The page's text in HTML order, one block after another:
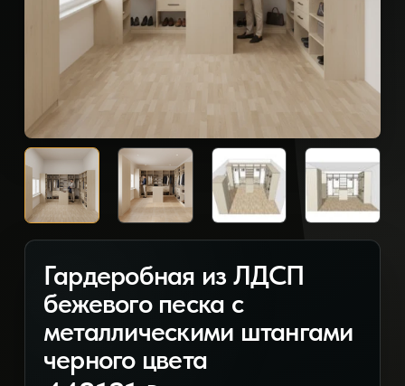
Гардеробная из ЛДСП
бежевого песка с
металлическими штангами
черного цвета